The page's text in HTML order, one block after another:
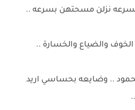
نزلن مسحتهن بسرعه ..
والضياع والخسارة ..
.. وضايعه بحساسي اريد